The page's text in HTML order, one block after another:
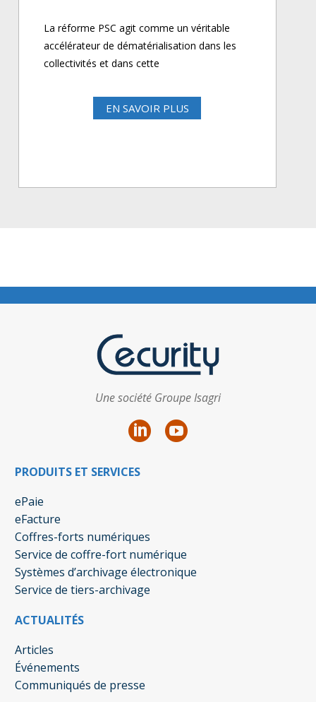
La réforme PSC agit comme un véritable
accélérateur de dématérialisation dans les
collectivités et dans cette
EN SAVOIR PLUS
Une société Groupe Isagri
PRODUITS ET SERVICES
ePaie
eFacture
Coffres-forts numériques
Service de coffre-fort numérique
Systèmes d’archivage électronique
Service de tiers-archivage
ACTUALITÉS
Articles
Événements
Communiqués de presse